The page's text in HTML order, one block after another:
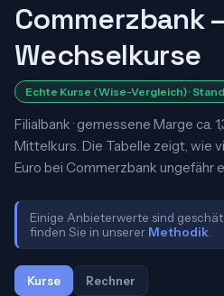
Commerzbank
Wechselkurse
Echte Kurse (Wise-Vergleich) ·
Filialbank · gemessene Marge ca.
Mittelkurs. Die Tabelle zeigt, wie
Euro bei Commerzbank ungefähr
Einige Anbieterwerte sind
finden Sie in unserer Methodik
Kurse Rechner